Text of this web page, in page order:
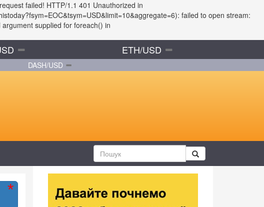
failed! HTTP/1.1 401 Unauthorized in
failed to open stream:
supplied for foreach() in
ETH/USD
DASH/USD